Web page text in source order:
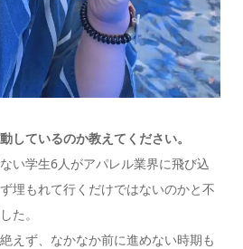
しているのか教えてください。
い学生6人がアパレル業界に飛び込
埋もれて行くだけではないのかと不
た。
えず、なかなか前に進めない時期も